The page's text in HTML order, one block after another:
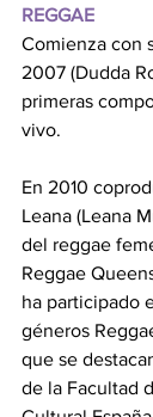
REGGAE
Comienza con
2007 (Dudda
primeras
vivo.
En 2010
Leana (Leana
del reggae
Reggae
ha participado
géneros
que se
de la Facultad